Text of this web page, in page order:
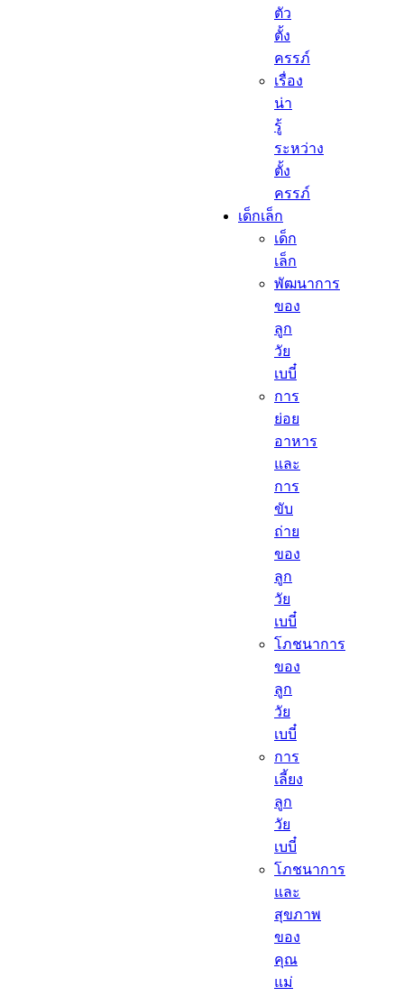
ตัว
ตั้ง
ครรภ์
เรื่อง
น่า
รู้
ระหว่าง
ตั้ง
ครรภ์
เด็กเล็ก​
เด็ก
เล็ก​
พัฒนาการ
ของ
ลูก
วัย
เบบี๋
การ
ย่อย
อาหาร
และ
การ
ขับ
ถ่าย
ของ
ลูก
วัย
เบบี๋
โภชนาการ
ของ
ลูก
วัย
เบบี๋
การ
เลี้ยง
ลูก
วัย
เบบี๋
โภชนาการ
และ
สุขภาพ
ของ
คุณ
แม่